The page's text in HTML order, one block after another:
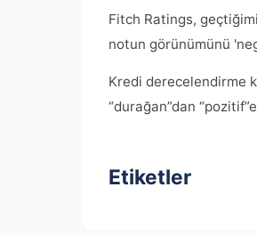
Fitch Ratings,
notun görünümünü
Kredi derecelendirme
“durağan”dan
Etiketler